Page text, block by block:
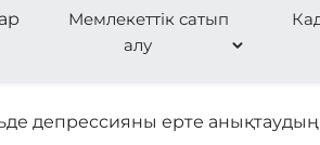
Мемлекеттік сатып
алу
депрессияны ерте анықтаудың